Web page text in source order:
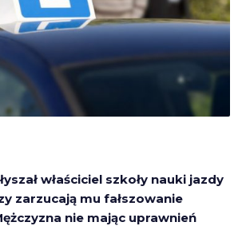
właściciel szkoły nauki jazdy
zarzucają mu fałszowanie
nie mając uprawnień